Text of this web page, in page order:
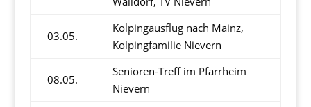
03.05.
Kolpingausflug nach Mainz,
Kolpingfamilie Nievern
08.05.
Senioren-Treff im Pfarrheim
Nievern